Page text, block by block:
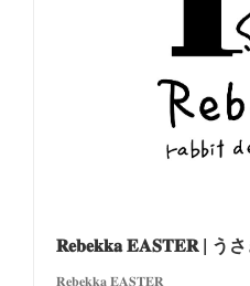
𝐑𝐞𝐛𝐞𝐤𝐤𝐚 𝐄𝐀𝐒𝐓𝐄𝐑 | う
𝐑𝐞𝐛𝐞𝐤𝐤𝐚 𝐄𝐀𝐒𝐓𝐄𝐑